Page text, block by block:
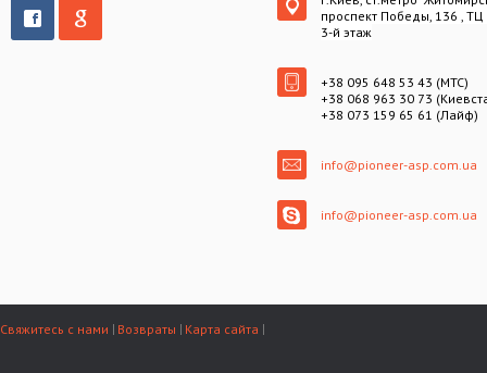
проспект Победы, 136 , ТЦ
3-й этаж
+38 095 648 53 43 (МТС)
+38 068 963 30 73
+38 073 159 65 61 (Лайф)
info@pioneer-asp.com.ua
info@pioneer-asp.com.ua
Свяжитесь с нами Возвраты Карта сайта